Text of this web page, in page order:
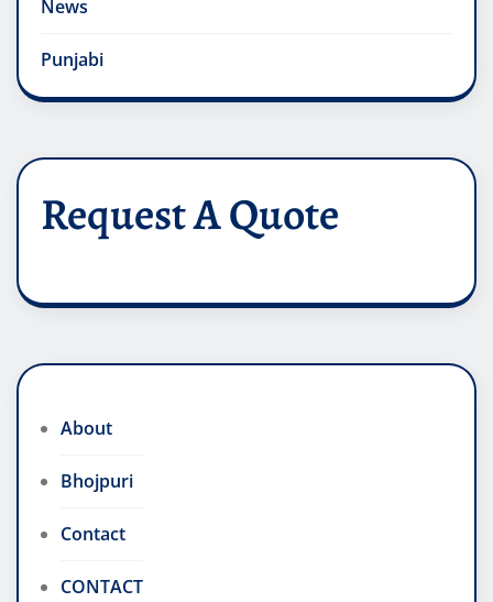
News
Punjabi
Request A Quote
About
Bhojpuri
Contact
CONTACT